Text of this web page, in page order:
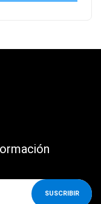
SUSCRIBIR